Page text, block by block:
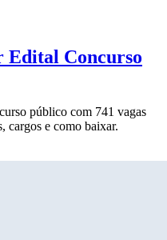
Edital Concurso
público com 741 vagas
cargos e como baixar.